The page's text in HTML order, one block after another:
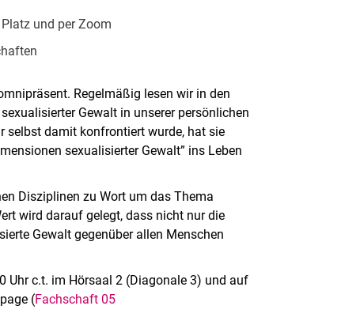
und per Zoom
Regelmäßig lesen wir in den
Gewalt in unserer persönlichen
selbst damit konfrontiert wurde, hat sie
sexualisierter Gewalt” ins Leben
Disziplinen zu Wort um das Thema
wird darauf gelegt, dass nicht nur die
Gewalt gegenüber allen Menschen
Uhr c.t. im Hörsaal 2 (Diagonale 3) und auf
(Fachschaft 05